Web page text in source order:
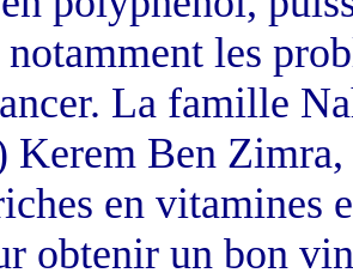
les
La famille
Kerem Ben
en vitamines
obtenir un bon